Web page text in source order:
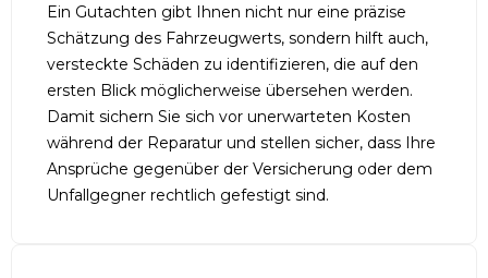
Ein Gutachten gibt Ihnen nicht nur eine präzise
Schätzung des Fahrzeugwerts, sondern hilft auch,
versteckte Schäden zu identifizieren, die auf den
ersten Blick möglicherweise übersehen werden.
Damit sichern Sie sich vor unerwarteten Kosten
während der Reparatur und stellen sicher, dass Ihre
Ansprüche gegenüber der Versicherung oder dem
Unfallgegner rechtlich gefestigt sind.